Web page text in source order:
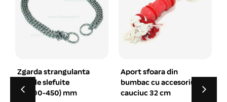
Aport sfoara din
bumbac cu accesoriu
cauciuc 32 cm
Lesa lant metalic 2,5
mm x 120 cm
1 buc. per set